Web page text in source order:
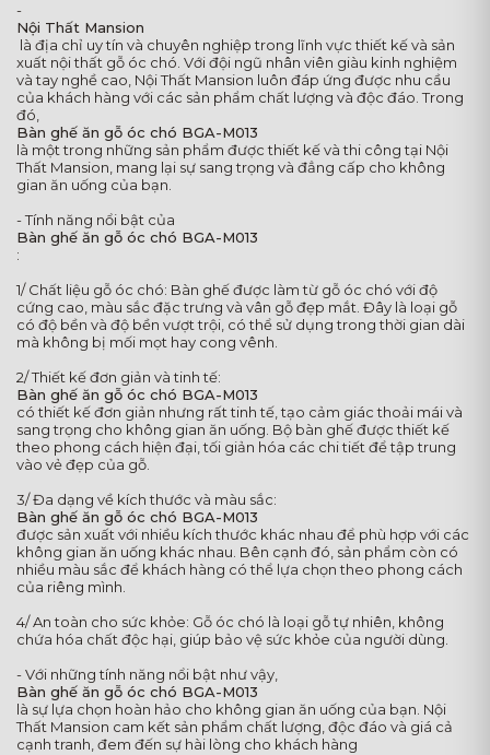
-
Nội Thất Mansion
là địa chỉ uy tín và chuyên nghiệp trong lĩnh vực thiết kế và sản
xuất nội thất gỗ óc chó. Với đội ngũ nhân viên giàu kinh nghiệm
và tay nghề cao, Nội Thất Mansion luôn đáp ứng được nhu cầu
của khách hàng với các sản phẩm chất lượng và độc đáo. Trong
đó,
Bàn ghế ăn gỗ óc chó BGA-M013
là một trong những sản phẩm được thiết kế và thi công tại Nội
Thất Mansion, mang lại sự sang trọng và đẳng cấp cho không
gian ăn uống của bạn.
- Tính năng nổi bật của
Bàn ghế ăn gỗ óc chó BGA-M013
:
1/ Chất liệu gỗ óc chó: Bàn ghế được làm từ gỗ óc chó với độ
cứng cao, màu sắc đặc trưng và vân gỗ đẹp mắt. Đây là loại gỗ
có độ bền và độ bền vượt trội, có thể sử dụng trong thời gian dài
mà không bị mối mọt hay cong vênh.
2/ Thiết kế đơn giản và tinh tế:
Bàn ghế ăn gỗ óc chó BGA-M013
có thiết kế đơn giản nhưng rất tinh tế, tạo cảm giác thoải mái và
sang trọng cho không gian ăn uống. Bộ bàn ghế được thiết kế
theo phong cách hiện đại, tối giản hóa các chi tiết để tập trung
vào vẻ đẹp của gỗ.
3/ Đa dạng về kích thước và màu sắc:
Bàn ghế ăn gỗ óc chó BGA-M013
được sản xuất với nhiều kích thước khác nhau để phù hợp với các
không gian ăn uống khác nhau. Bên cạnh đó, sản phẩm còn có
nhiều màu sắc để khách hàng có thể lựa chọn theo phong cách
của riêng mình.
4/ An toàn cho sức khỏe: Gỗ óc chó là loại gỗ tự nhiên, không
chứa hóa chất độc hại, giúp bảo vệ sức khỏe của người dùng.
- Với những tính năng nổi bật như vậy,
Bàn ghế ăn gỗ óc chó BGA-M013
là sự lựa chọn hoàn hảo cho không gian ăn uống của bạn. Nội
Thất Mansion cam kết sản phẩm chất lượng, độc đáo và giá cả
cạnh tranh, đem đến sự hài lòng cho khách hàng